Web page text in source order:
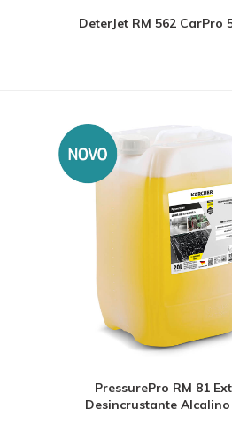
DeterJet RM 562 CarPro
PressurePro RM 81
Desincrustante Alcalino